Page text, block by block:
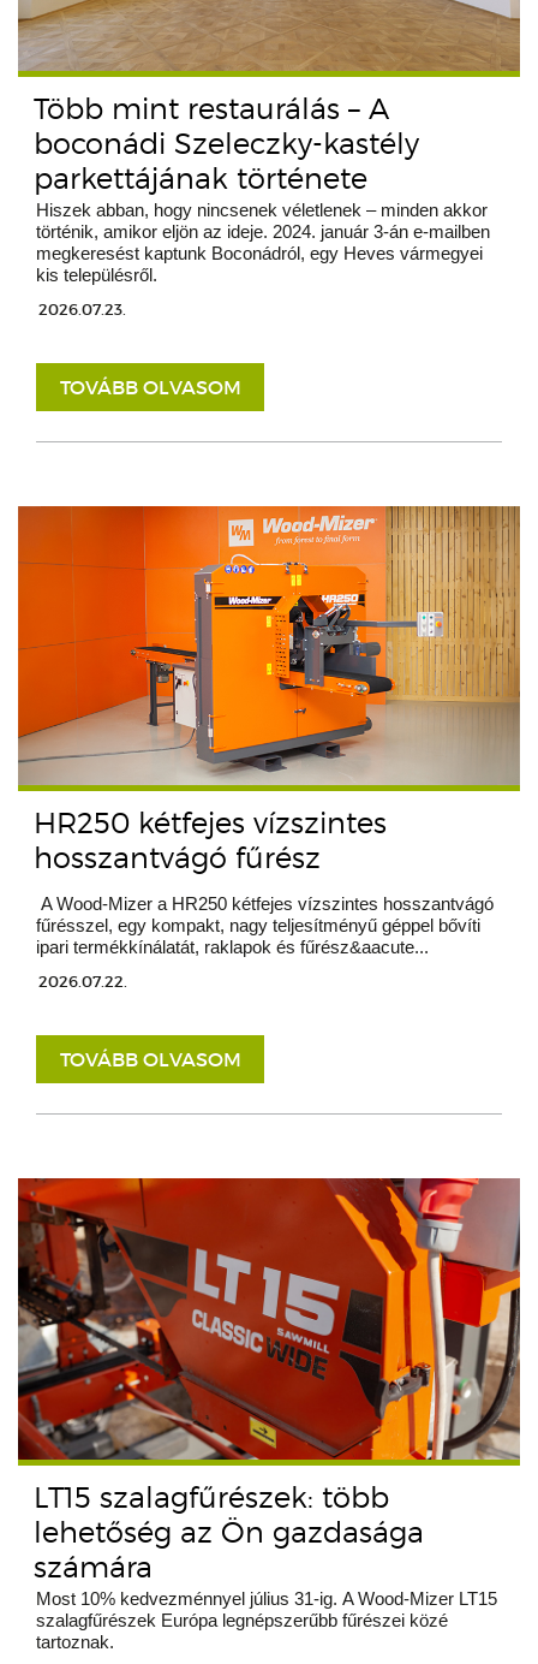
Több mint restaurálás – A
boconádi Szeleczky-kastély
parkettájának története
Hiszek abban, hogy nincsenek véletlenek – minden akkor
történik, amikor eljön az ideje. 2024. január 3-án e-mailben
megkeresést kaptunk Boconádról, egy Heves vármegyei
kis településről.
2026.07.23.
TOVÁBB OLVASOM
HR250 kétfejes vízszintes
hosszantvágó fűrész
A Wood-Mizer a HR250 kétfejes vízszintes hosszantvágó
fűrésszel, egy kompakt, nagy teljesítményű géppel bővíti
ipari termékkínálatát, raklapok és fűrész&aacute...
2026.07.22.
TOVÁBB OLVASOM
LT15 szalagfűrészek: több
lehetőség az Ön gazdasága
számára
Most 10% kedvezménnyel július 31-ig. A Wood-Mizer LT15
szalagfűrészek Európa legnépszerűbb fűrészei közé
tartoznak.